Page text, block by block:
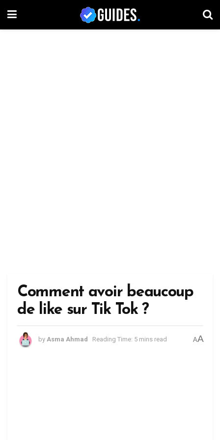
Comment avoir beaucoup
de like sur Tik Tok ?
by Asma Ahmad Reading Time: 5 mins read AA